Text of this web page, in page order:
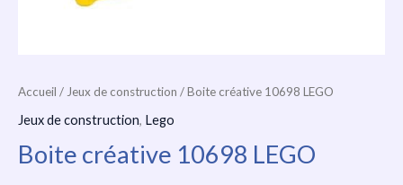
Accueil / Jeux de construction / Boite créative 10698 LEGO
Jeux de construction, Lego
Boite créative 10698 LEGO